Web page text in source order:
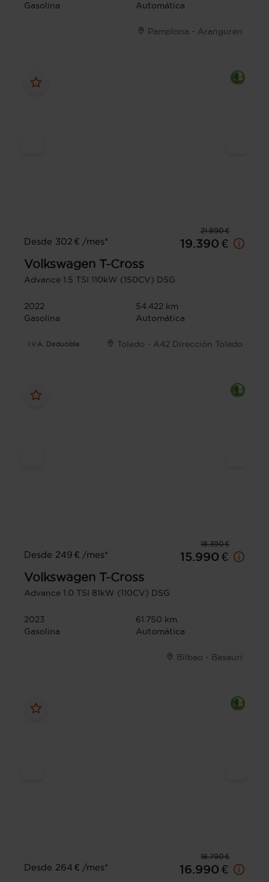
Gasolina
Automática
Pamplona - Aranguren
21.890 €
Desde 302 € /mes*
19.390 €
Volkswagen T-Cross
Advance 1.5 TSI 110kW (150CV) DSG
2022
54.422 km
Gasolina
Automática
I.V.A. Deducible Toledo - A42 Dirección Toledo
18.390 €
Desde 249 € /mes*
15.990 €
Volkswagen T-Cross
Advance 1.0 TSI 81kW (110CV) DSG
2023
61.750 km
Gasolina
Automática
Bilbao - Basauri
18.790 €
Desde 264 € /mes*
16.990 €